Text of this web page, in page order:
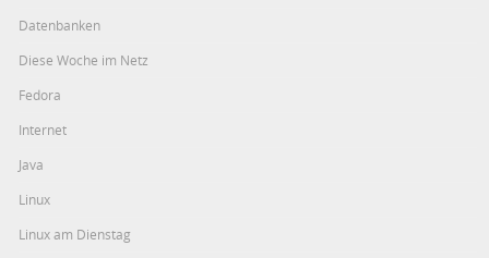
Datenbanken
Diese Woche im Netz
Fedora
Internet
Java
Linux
Linux am Dienstag